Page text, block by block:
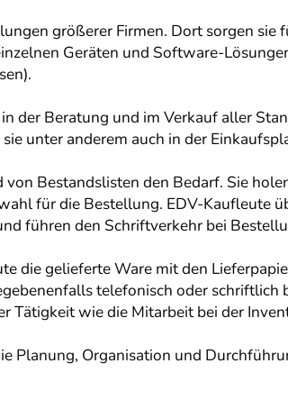
größerer Firmen. Dort sorgen
Geräten und Software-
der Beratung und im Verkauf aller
unter anderem auch in der
Bestandslisten den Bedarf. Sie
für die Bestellung. EDV-Kaufleute
führen den Schriftverkehr bei
die gelieferte Ware mit den
telefonisch oder
Tätigkeit wie die Mitarbeit bei der
Planung, Organisation und